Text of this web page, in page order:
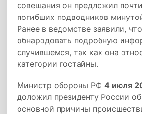
совещания он предложил
погибших подводников
Ранее в ведомстве заявили,
обнародовать подробную
случившемся, так как она
категории гостайны.
Министр обороны РФ 4 июля
доложил президенту России
основной причины